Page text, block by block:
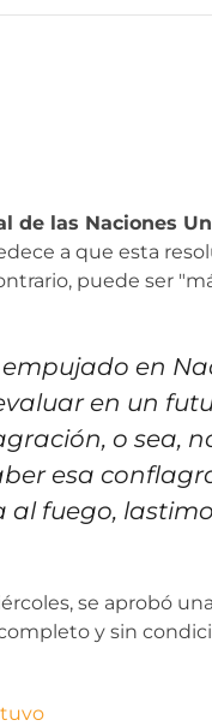
de las Naciones
a que esta
puede ser
en
en un
o sea,
esa
al fuego,
se aprobó
y sin